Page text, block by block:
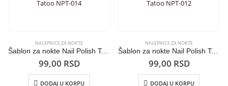
NALEPNICE ZA NOKTE
Šablon za nokte Nail Polish Tatoo NPT-014
99,00 RSD
DODAJ U KORPU
NALEPNICE ZA NOKTE
Šablon za nokte Nail Polish Tatoo NPT-012
99,00 RSD
DODAJ U KORPU